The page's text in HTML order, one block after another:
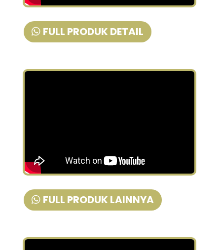
FULL PRODUK DETAIL
FULL PRODUK LAINNYA